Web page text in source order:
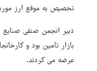
تخصیص به موقع ارز
دبیر انجمن صنفی
بازار تامین بود و
عرضه می کردند.